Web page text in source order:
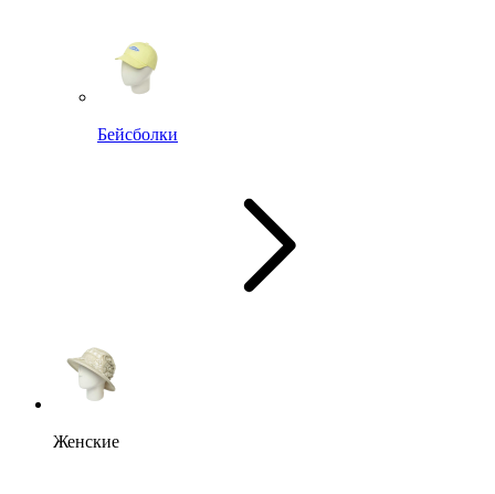
Бейсболки
Женские